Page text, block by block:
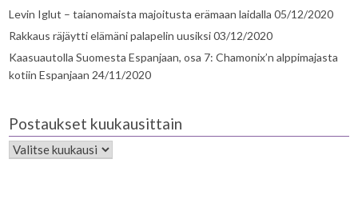
Levin Iglut – taianomaista majoitusta erämaan laidalla 05/12/2020
Rakkaus räjäytti elämäni palapelin uusiksi03/12/2020
Kaasuautolla Suomesta Espanjaan, osa 7: Chamonix’n alppimajasta
kotiin Espanjaan 24/11/2020
Postaukset kuukausittain